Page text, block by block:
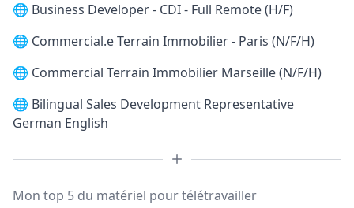
🌐 Business Developer - CDI - Full Remote (H/F)
🌐 Commercial.e Terrain Immobilier - Paris (N/F/H)
🌐 Commercial Terrain Immobilier Marseille (N/F/H)
🌐 Bilingual Sales Development Representative
German English
Mon top 5 du matériel pour télétravailler